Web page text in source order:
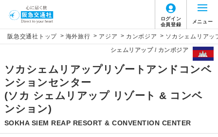
ログイン
会員登録
メニュー
阪急交通社トップ > 海外旅行 > アジア > カンボジア > ソカシェムリアッ
シェムリアップ / カンボジア
ソカシェムリアップリゾートアンドコンベ
ンションセンター
(ソカ シェムリアップ リゾート & コンベ
ンション)
SOKHA SIEM REAP RESORT & CONVENTION CENTER